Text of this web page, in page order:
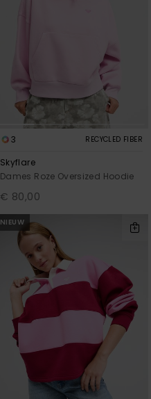
3 RECYCLED FIBER
Skyflare
Dames Roze Oversized Hoodie
€ 80,00
NIEUW